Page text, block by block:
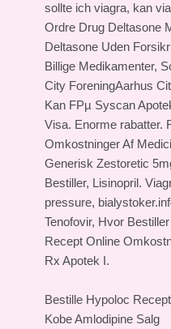
sollte ich viagra, kan
Ordre Drug Deltasone
Deltasone Uden
Billige Medikamenter,
City ForeningAarhus
Kan FРµ Syscan
Visa. Enorme rabatter.
Omkostninger Af
Generisk Zestoretic
Bestiller, Lisinopril.
pressure,
Tenofovir, Hvor
Recept Online
Rx Apotek I.
Bestille Hypoloc Recept
Kobe Amlodipine Salg